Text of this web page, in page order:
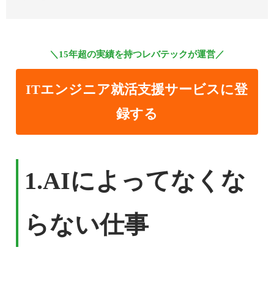
＼15年超の実績を持つレバテックが運営／
ITエンジニア就活支援サービスに登
録する
1.AIによってなくな
らない仕事